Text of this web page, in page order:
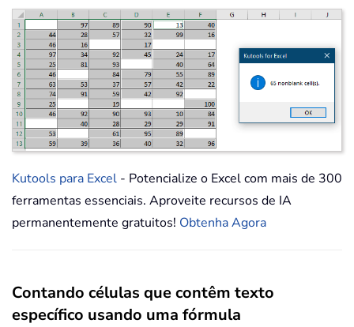
Kutools para Excel - Potencialize o Excel com mais de 300
ferramentas essenciais. Aproveite recursos de IA
permanentemente gratuitos! Obtenha Agora
Contando células que contêm texto
específico usando uma fórmula